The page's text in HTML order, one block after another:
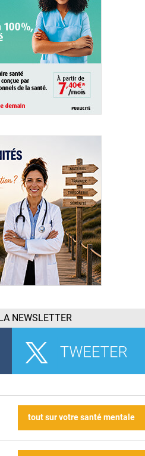
NEWSLETTER
tout sur votre santé mentale